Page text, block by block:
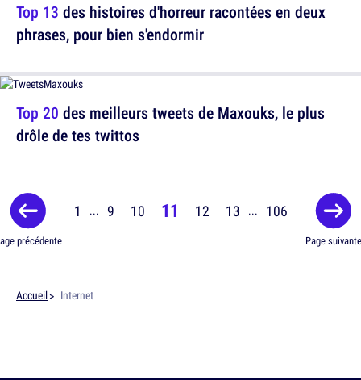
Top 13 des histoires d'horreur racontées en deux
phrases, pour bien s'endormir
Top 20 des meilleurs tweets de Maxouks, le plus
drôle de tes twittos
précédente
1 ... 9 10 11 12 13 ... 106
Page suivante
Accueil Internet